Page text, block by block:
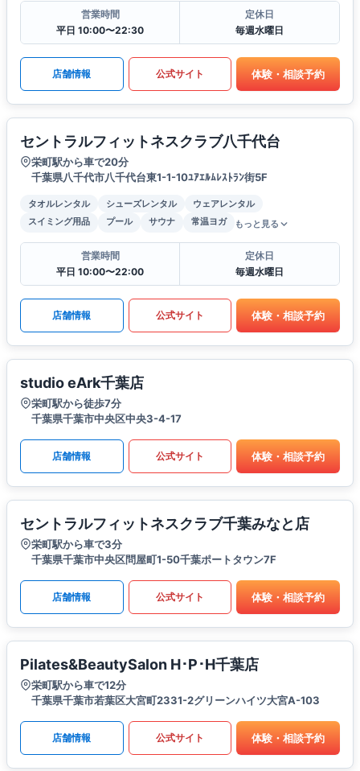
営業時間
平日 10:00〜22:30
定休日
毎週水曜日
店舗情報 公式サイト 体験・相談予約
セントラルフィットネスクラブ八千代台
栄町駅から車で20分
千葉県八千代市八千代台東1-1-10ﾕｱｴﾙﾑﾚｽﾄﾗﾝ街5F
タオルレンタル シューズレンタル
ウェアレンタル
スイミング用品
プール サウナ 常温ヨガ もっと見る
営業時間
平日 10:00〜22:00
定休日
毎週水曜日
店舗情報 公式サイト 体験・相談予約
studio eArk千葉店
栄町駅から徒歩7分
千葉県千葉市中央区中央3-4-17
店舗情報 公式サイト 体験・相談予約
セントラルフィットネスクラブ千葉みなと店
栄町駅から車で3分
千葉県千葉市中央区問屋町1-50千葉ポートタウン7F
店舗情報 公式サイト 体験・相談予約
Pilates&BeautySalon H･P･H千葉店
栄町駅から車で12分
千葉県千葉市若葉区大宮町2331-2グリーンハイツ大宮A-103
店舗情報 公式サイト 体験・相談予約